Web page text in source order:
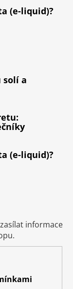
(e-liquid)?
solí a
(e-liquid)?
informace